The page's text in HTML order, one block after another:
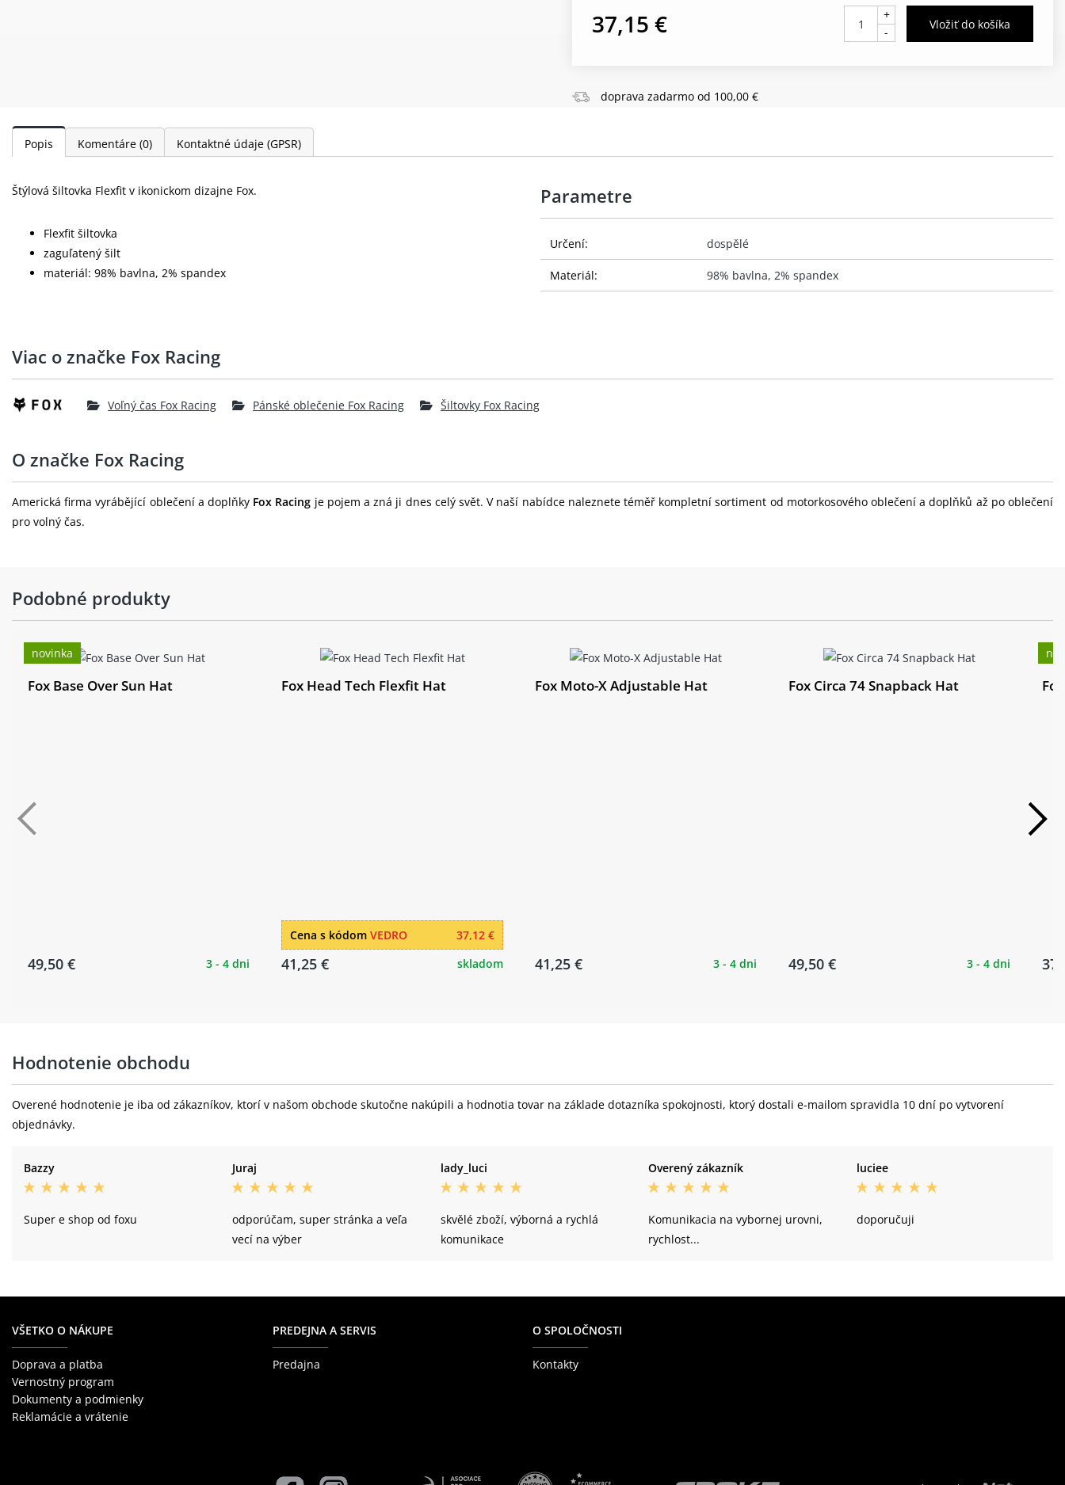
37,15 €
+
-
doprava zadarmo od 100,00 €
Popis Komentáre (0) Kontaktné údaje (GPSR)
Štýlová šiltovka Flexfit v ikonickom dizajne Fox.
Flexfit šiltovka
zaguľatený šilt
materiál: 98% bavlna, 2% spandex
Parametre
Určení: dospělé
Materiál: 98% bavlna, 2% spandex
Viac o značke Fox Racing
Voľný čas Fox Racing Pánské oblečenie Fox Racing Šiltovky Fox Racing
O značke Fox Racing
Americká firma vyrábějící oblečení a doplňky Fox Racing je pojem a zná ji dnes celý svět. V naší nabídce naleznete téměř kompletní sortiment od motorkosového oblečení a doplňků až po oblečení
pro volný čas.
Podobné produkty
novinka
Fox Base Over Sun Hat
49,50 € 3 - 4 dni
Fox Head Tech Flexfit Hat
37,12 €
Cena s kódom VEDRO
41,25 € skladom
Fox Moto-X Adjustable Hat
41,25 € 3 - 4 dni
Fox Circa 74 Snapback Hat
49,50 € 3 - 4 dni
Hodnotenie obchodu
Overené hodnotenie je iba od zákazníkov, ktorí v našom obchode skutočne nakúpili a hodnotia tovar na základe dotazníka spokojnosti, ktorý dostali e-mailom spravidla 10 dní po vytvorení
objednávky.
Bazzy
Super e shop od foxu
Juraj
odporúčam, super stránka a veľa
vecí na výber
lady_luci
skvělé zboží, výborná a rychlá
komunikace
Overený zákazník
Komunikacia na vybornej urovni,
rychlost...
luciee
doporučuji
VŠETKO O NÁKUPE
Doprava a platba
Vernostný program
Dokumenty a podmienky
Reklamácie a vrátenie
PREDEJNA A SERVIS
Predajna
O SPOLOČNOSTI
Kontakty